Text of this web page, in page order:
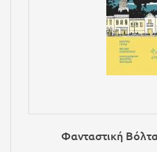
Φανταστική